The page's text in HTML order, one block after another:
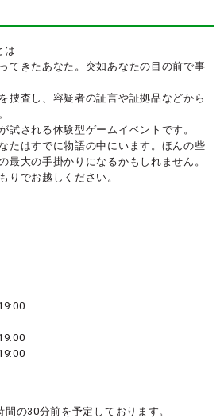
は
てきたあなた。突如あなたの目の前で事
捜査し、容疑者の証言や証拠品などから
試される体験型ゲームイベントです。
たはすでに物語の中にいます。ほんの些
最大の手掛かりになるかもしれません。
りでお越しください。
の30分前を予定しております。